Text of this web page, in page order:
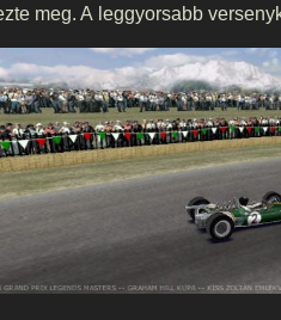
meg. A leggyorsabb